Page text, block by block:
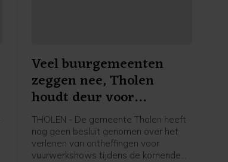
Veel buurgemeenten
zeggen nee, Tholen
houdt deur voor
vuurwerkshows open
THOLEN - De gemeente Tholen heeft
nog geen besluit genomen over het
verlenen van ontheffingen voor
vuurwerkshows tijdens de komende